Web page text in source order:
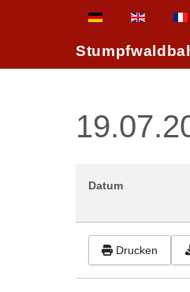
Sprache auswählen
Datum
Drucken